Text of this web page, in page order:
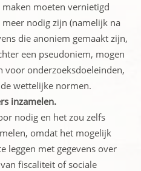
moeten vernietigd
nodig zijn (namelijk na
die anoniem gemaakt zijn,
een pseudoniem, mogen
voor onderzoeksdoeleinden,
wettelijke normen.
inzamelen.
nodig en het zou zelfs
omdat het mogelijk
leggen met gegevens over
fiscaliteit of sociale